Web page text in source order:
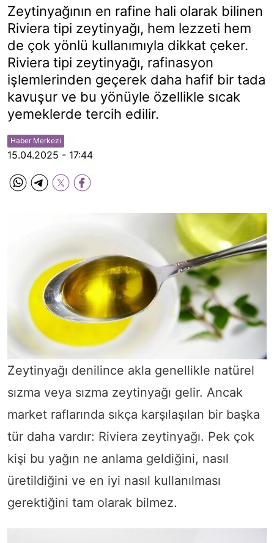
Zeytinyağının en rafine hali olarak bilinen
Riviera tipi zeytinyağı, hem lezzeti hem
de çok yönlü kullanımıyla dikkat çeker.
Riviera tipi zeytinyağı, rafinasyon
işlemlerinden geçerek daha hafif bir tada
kavuşur ve bu yönüyle özellikle sıcak
yemeklerde tercih edilir.
Haber Merkezi
15.04.2025 - 17:44
Zeytinyağı denilince akla genellikle natürel
sızma veya sızma zeytinyağı gelir. Ancak
market raflarında sıkça karşılaşılan bir başka
tür daha vardır: Riviera zeytinyağı. Pek çok
kişi bu yağın ne anlama geldiğini, nasıl
üretildiğini ve en iyi nasıl kullanılması
gerektiğini tam olarak bilmez.